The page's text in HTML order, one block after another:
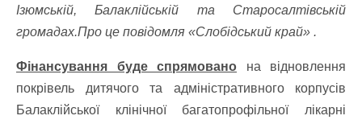
Ізюмській, Балаклійській та Старосалтівській
громадах.Про це повідомля «Слобідський край» .
Фінансування буде спрямовано на відновлення
покрівель дитячого та адміністративного корпусів
Балаклійської клінічної багатопрофільної лікарні